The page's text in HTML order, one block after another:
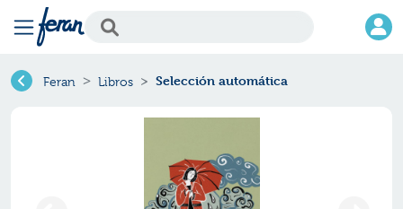
Feran Libros Selección automática